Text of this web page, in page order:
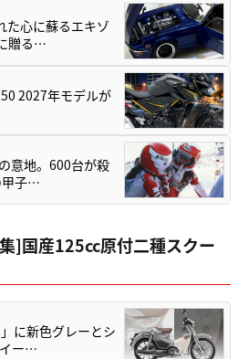
た心に蘇るエキゾ
贈る…
2027年モデルが
意地。600台が殺
甲子…
]国産125cc原付二種スクー
に新色グレーとシ
ー…